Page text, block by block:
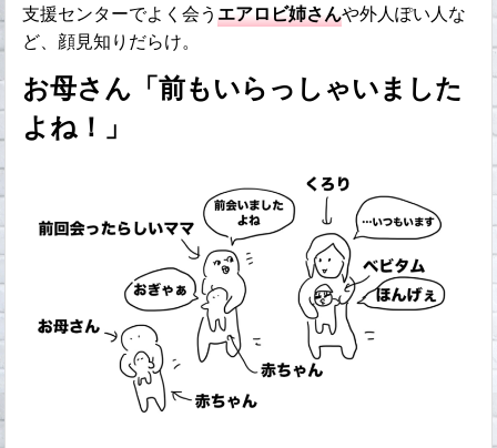
支援センターでよく会うエアロビ姉さんや外人ぽい人な
ど、顔見知りだらけ。
お母さん「前もいらっしゃいました
よね！」